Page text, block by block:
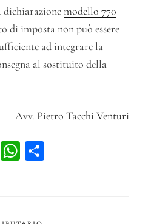
dichiarazionemodello 770
di imposta non può essere
ad integrare la
al sostituito della
Avv. Pietro Tacchi Venturi
Li W